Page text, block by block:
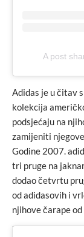
A post
Adidas je u čitav
kolekcija
podsjećaju na
zamijeniti
Godine 2007.
tri pruge na
dodao četvrtu
od adidasovih i
njihove čarape